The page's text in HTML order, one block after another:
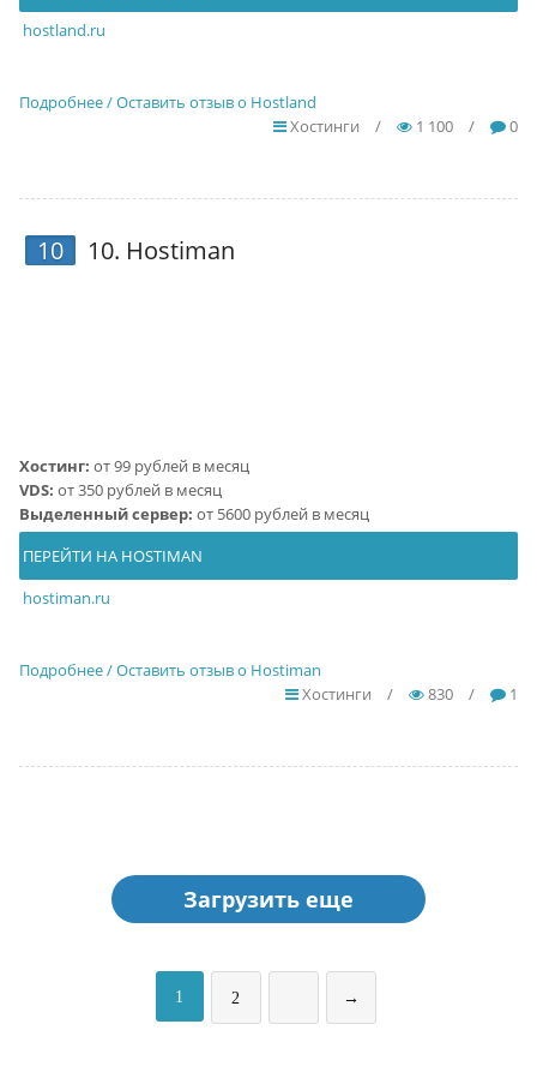
hostland.ru
Подробнее / Оставить отзыв о Hostland
Хостинги
/ 1 100 / 0
10 10. Hostiman
Хостинг: от 99 рублей в месяц
VDS: от 350 рублей в месяц
Выделенный сервер: от 5600 рублей в месяц
ПЕРЕЙТИ НА HOSTIMAN
hostiman.ru
Подробнее / Оставить отзыв о Hostiman
Хостинги
/ 830 / 1
Загрузить еще
1 2 →